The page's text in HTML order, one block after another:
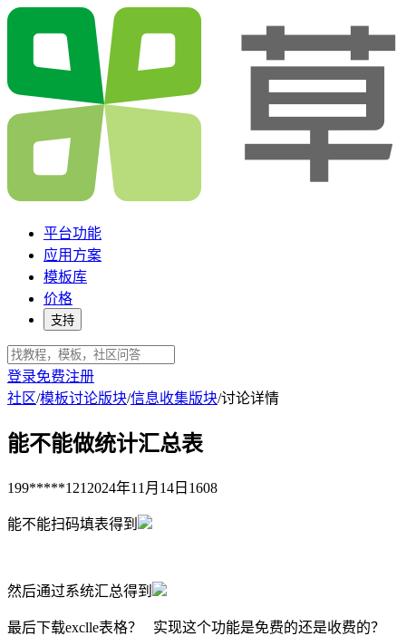
平台功能
应用方案
模板库
价格
支持
登录免费注册
社区/模板讨论版块/信息收集版块/讨论详情
能不能做统计汇总表
199*****121 2024年11月14日 1608
能不能扫码填表得到
然后通过系统汇总得到
最后下载exclle表格？ 实现这个功能是免费的还是收费的？